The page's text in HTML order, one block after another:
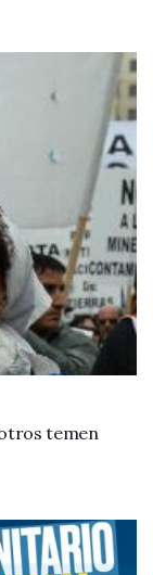
temen